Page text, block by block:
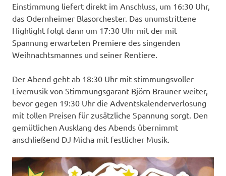
Einstimmung liefert direkt im Anschluss, um 16:30 Uhr,
das Odernheimer Blasorchester. Das unumstrittene
Highlight folgt dann um 17:30 Uhr mit der mit
Spannung erwarteten Premiere des singenden
Weihnachtsmannes und seiner Rentiere.
Der Abend geht ab 18:30 Uhr mit stimmungsvoller
Livemusik von Stimmungsgarant Björn Brauner weiter,
bevor gegen 19:30 Uhr die Adventskalenderverlosung
mit tollen Preisen für zusätzliche Spannung sorgt. Den
gemütlichen Ausklang des Abends übernimmt
anschließend DJ Micha mit festlicher Musik.